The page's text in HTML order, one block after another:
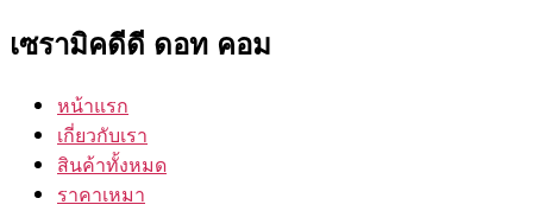
เซรามิคดีดี ดอท คอม
หน้าแรก
เกี่ยวกับเรา
สินค้าทั้งหมด
ราคาเหมา